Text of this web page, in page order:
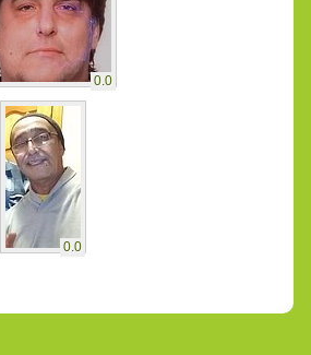
0.0
0.0